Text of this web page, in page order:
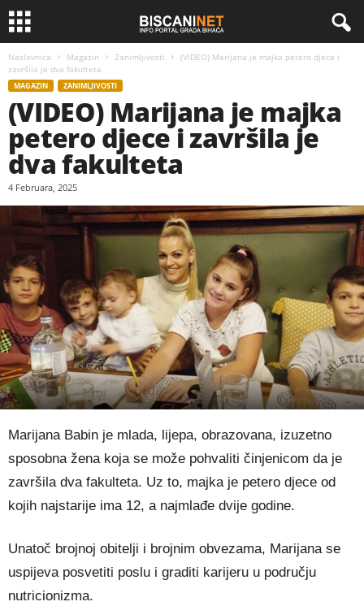
Naslovnica Magazin Zanimljivosti
(VIDEO) Marijana je majka petero djece i
završila je dva fakulteta
MAGAZIN ZANIMLJIVOSTI
(VIDEO) Marijana je majka
petero djece i završila je
dva fakulteta
4 Februara, 2025
Marijana Babin je mlada, lijepa, obrazovana, izuzetno
sposobna žena koja se može pohvaliti činjenicom da je
završila dva fakulteta. Uz to, majka je petero djece od
kojih najstarije ima 12, a najmlađe dvije godine.
Unatoč brojnoj obitelji i brojnim obvezama, Marijana se
uspijeva posvetiti poslu i graditi karijeru u području
nutricionizma.